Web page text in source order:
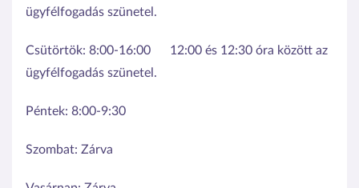
ügyfélfogadás szünetel.
Csütörtök: 8:00-16:00
12:00 és 12:30 óra között az
ügyfélfogadás szünetel.
Péntek: 8:00-9:30
Szombat: Zárva